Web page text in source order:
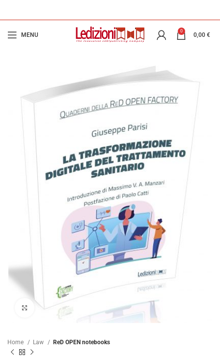
MENU
0
0,00 €
Click to enlarge
Home Law ReD OPEN notebooks